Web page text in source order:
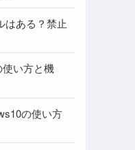
はある？禁止
い方と機
の使い方